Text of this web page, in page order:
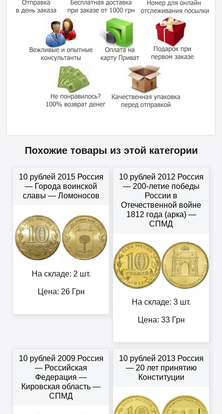
Похожие товары из этой категории
10 рублей 2015 Россия
— Города воинской
славы — Ломоносов
На складе: 2 шт.
Цена: 26Грн
10 рублей 2012 Россия
— 200-летие победы
России в
Отечественной войне
1812 года (арка) —
СПМД
На складе: 3 шт.
Цена: 33Грн
10 рублей 2009 Россия
— Российская
Федерация —
Кировская область —
СПМД
10 рублей 2013 Россия
— 20 лет принятию
Конституции